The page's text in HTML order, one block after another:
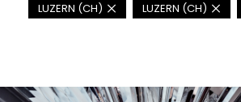
LUZERN (CH) LUZERN (CH)